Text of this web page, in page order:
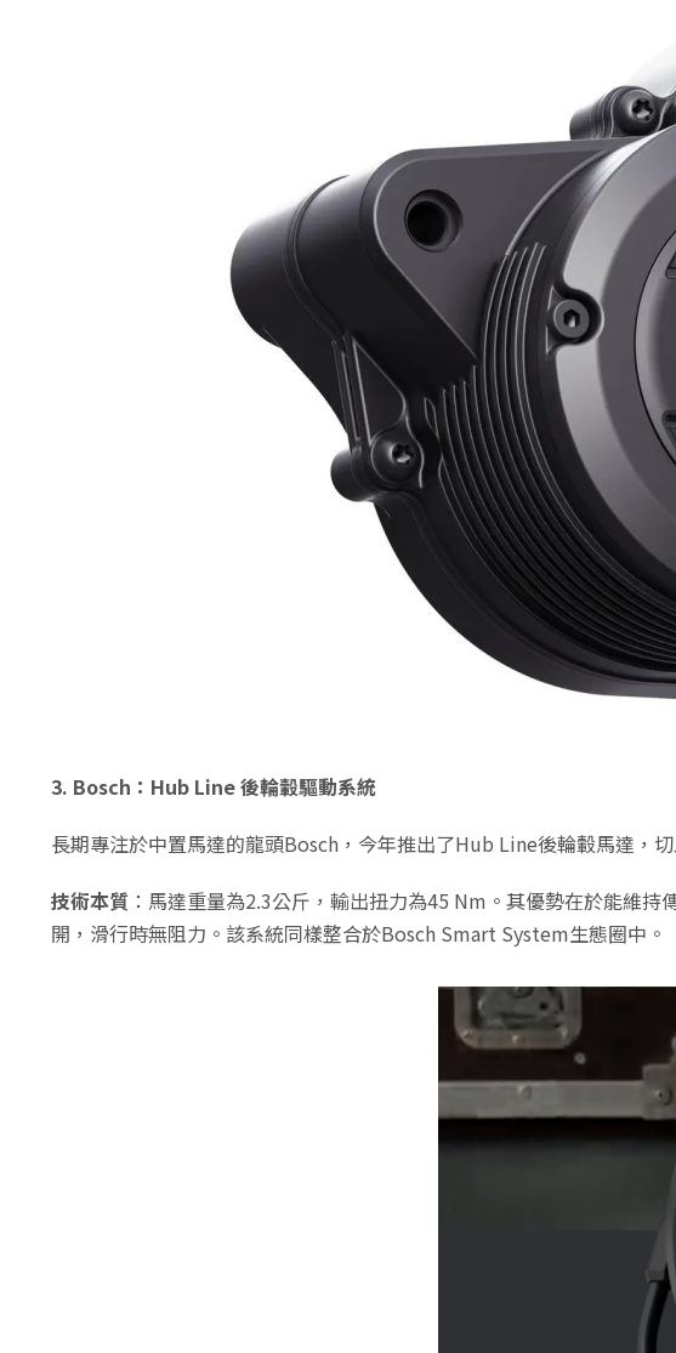
3. Bosch：Hub Line 後輪轂驅動系統
長期專注於中置馬達的龍頭Bosch，今年推出了Hub Line後輪轂馬達，
技術本質 ：馬達重量為2.3公斤，輸出扭力為45 Nm。其優勢在於能維
開，滑行時無阻力。該系統同樣整合於Bosch Smart System生態圈中。